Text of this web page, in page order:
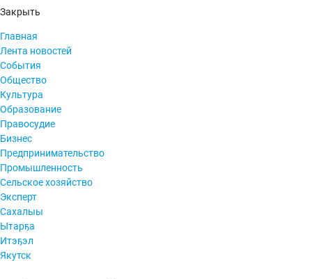
Закрыть
Главная
Лента новостей
События
Общество
Культура
Образование
Правосудие
Бизнес
Предпринимательство
Промышленность
Сельское хозяйство
Эксперт
Сахалыы
Ытарҕа
Итэҕэл
Якутск